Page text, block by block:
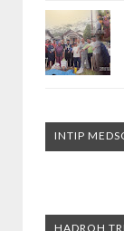
INTIP
HADROH